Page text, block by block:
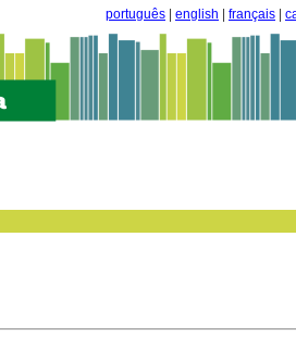
português english français